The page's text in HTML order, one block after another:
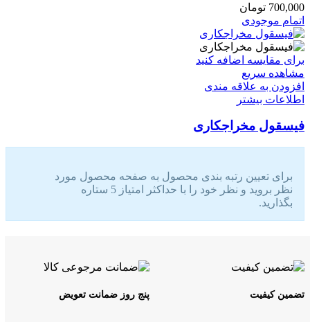
700,000 تومان
اتمام موجودی
برای مقایسه اضافه کنید
مشاهده سریع
افزودن به علاقه مندی
اطلاعات بیشتر
فیسقول مخراجکاری
برای تعیین رتبه بندی محصول به صفحه محصول مورد
نظر بروید و نظر خود را با حداکثر امتیاز 5 ستاره
بگذارید.
تضمین کیفیت پنج روز ضمانت تعویض